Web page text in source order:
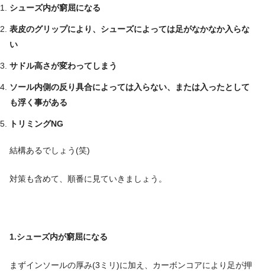
シューズ内が窮屈になる
表皮のグリップにより、シューズによっては足がなかなか入らな
い
サドル高さが変わってしまう
ソール内側の反り具合によっては入らない、または入ったとして
も浮く事がある
トリミングNG
結構あるでしょう(笑)
対策も含めて、順番に見ていきましょう。
1.シューズ内が窮屈になる
まずインソールの厚み(3ミリ)に加え、カーボンコアにより足が押